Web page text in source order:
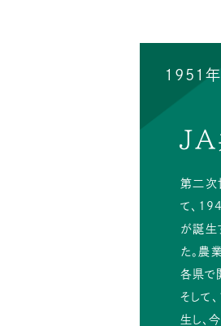
1951年
JA
第二次
て、
が誕生
た。農
各県で
そして
生し、